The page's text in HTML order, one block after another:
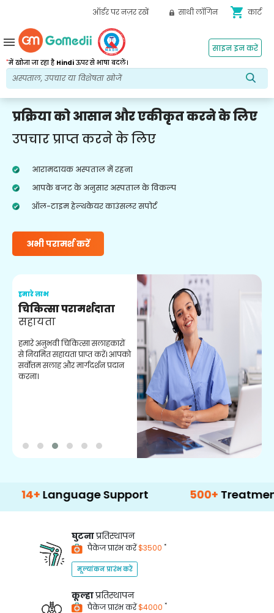
ऑर्डर पर नज़र रखें साथी लॉगिन shopping_cart कार्ट
*में खोजा जा रहा है Hindiऊपर से भाषा बदलें।
साइन इन करें
menu
प्रक्रिया को आसान और एकीकृत करने के लिए
उपचार प्राप्त करने के लिए
आरामदायक अस्पताल में रहना
आपके बजट के अनुसार अस्पताल के विकल्प
ऑल-टाइम हेल्थकेयर काउंसलर सपोर्ट
अभी परामर्श करें
हमारे लाभ
चिकित्सा परामर्शदाता
सहायता
हमारे अनुभवी चिकित्सा सलाहकारों
से नियमित सहायता प्राप्त करें। आपको
सर्वोत्तम सलाह और मार्गदर्शन प्रदान
करना।
Support 500+ Treatment
घुटनाप्रतिस्थापन
पैकेज प्रारंभ करें$3500 *
मूल्यांकन प्रारंभ करें
कूल्हाप्रतिस्थापन
पैकेज प्रारंभ करें$4000 *